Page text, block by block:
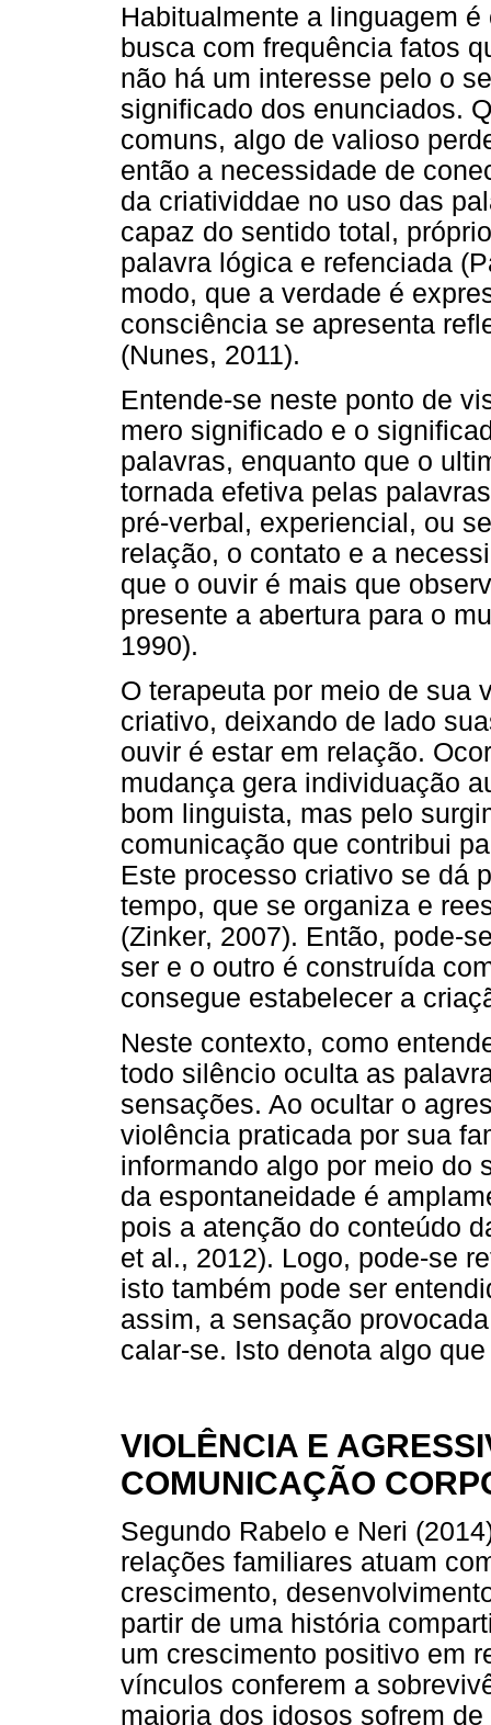
Habitualmente a linguagem
busca com frequência fatos
não há um interesse pelo o
significado dos enunciados.
comuns, algo de valioso
então a necessidade de
da criatividdae no uso das
capaz do sentido total,
palavra lógica e refenciada
modo, que a verdade é
consciência se apresenta
(Nunes, 2011).
Entende-se neste ponto de
mero significado e o
palavras, enquanto que o
tornada efetiva pelas
pré-verbal, experiencial, ou
relação, o contato e a
que o ouvir é mais que
presente a abertura para o
1990).
O terapeuta por meio de sua
criativo, deixando de lado
ouvir é estar em relação.
mudança gera individuação
bom linguista, mas pelo
comunicação que contribui
Este processo criativo se dá
tempo, que se organiza e
(Zinker, 2007). Então, pode-
ser e o outro é construída
consegue estabelecer a
Neste contexto, como
todo silêncio oculta as
sensações. Ao ocultar o
violência praticada por sua
informando algo por meio do
da espontaneidade é
pois a atenção do conteúdo
et al., 2012). Logo, pode-se
isto também pode ser
assim, a sensação
calar-se. Isto denota algo
VIOLÊNCIA E
COMUNICAÇÃO
Segundo Rabelo e Neri
relações familiares atuam
crescimento,
partir de uma história
um crescimento positivo em
vínculos conferem a
maioria dos idosos sofrem